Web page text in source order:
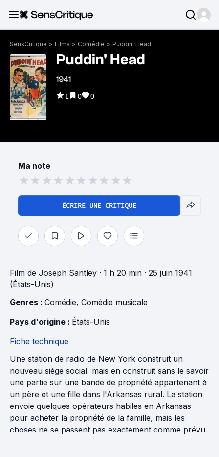
SensCritique > Films > Comédie > Puddin' Head
Puddin' Head
1941
1 0 0
Ma note
ÉCRIRE UNE CRITIQUE
Film de Joseph Santley · 1 h 20 min · 25 juin 1941
(États-Unis)
Genres : Comédie, Comédie musicale
Pays d'origine : États-Unis
Fiche technique
Une station de radio de New York construit un
nouveau siège social, mais en construit sans le savoir
une partie sur une bande de propriété appartenant à
un père et une fille dans l'Arkansas rural. La station
envoie quelques opérateurs habiles en Arkansas
pour acheter la propriété de la famille, mais les
choses ne se passent pas exactement comme prévu.